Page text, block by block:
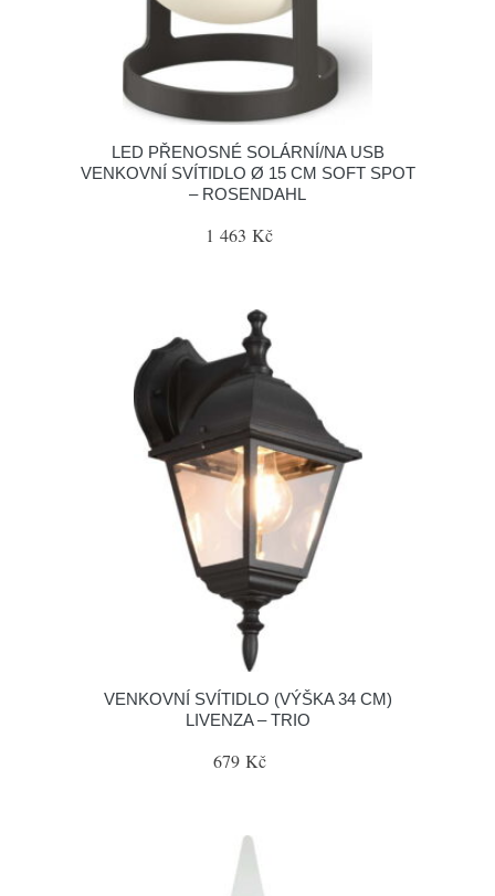
LED PŘENOSNÉ SOLÁRNÍ/NA USB
VENKOVNÍ SVÍTIDLO Ø 15 CM SOFT SPOT
– ROSENDAHL
1 463 Kč
VENKOVNÍ SVÍTIDLO (VÝŠKA 34 CM)
LIVENZA – TRIO
679 Kč